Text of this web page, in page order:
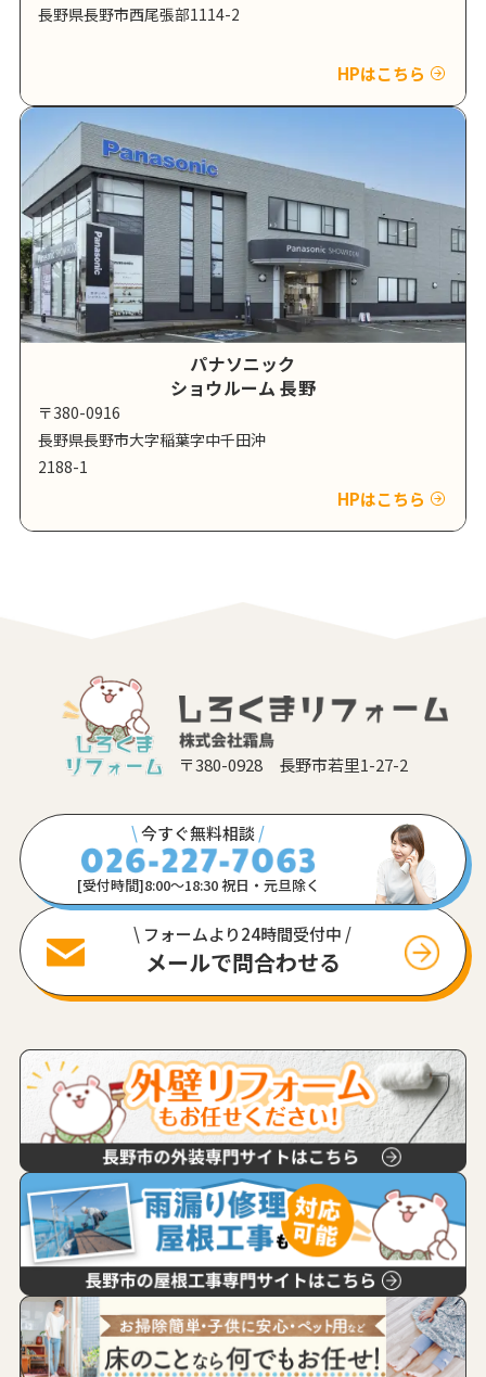
長野県長野市西尾張部1114-2
HPはこちら
パナソニック
ショウルーム 長野
〒380-0916
長野県長野市大字稲葉字中千田沖
2188-1
HPはこちら
〒380-0928 長野市若里1-27-2
\今すぐ無料相談/
[受付時間]8:00〜18:30 祝日・元旦除く
\ フォームより24時間受付中 /
メールで問合わせる